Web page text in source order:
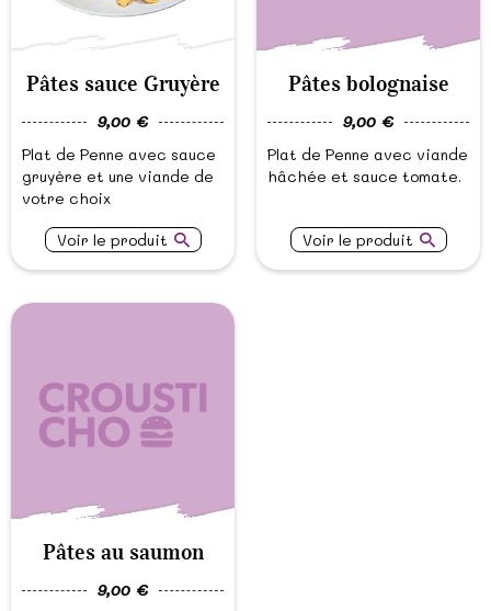
Pâtes sauce Gruyère
9,00 €
Plat de Penne avec sauce
gruyère et une viande de
votre choix
Voir le produit
Pâtes bolognaise
9,00 €
Plat de Penne avec viande
hâchée et sauce tomate.
Voir le produit
Pâtes au saumon
9,00 €